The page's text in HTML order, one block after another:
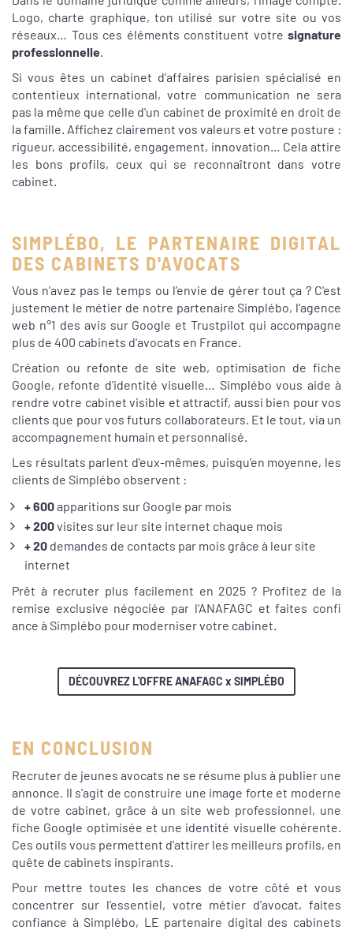
Logo, charte graphique, ton utilisé sur votre site ou vos
réseaux… Tous ces éléments constituent votre signature
professionnelle.
Si vous êtes un cabinet d'affaires parisien spécialisé en
contentieux international, votre communication ne sera
pas la même que celle d'un cabinet de proximité en droit de
la famille. Affichez clairement vos valeurs et votre posture :
rigueur, accessibilité, engagement, innovation… Cela attire
les bons profils, ceux qui se reconnaîtront dans votre
cabinet.
SIMPLÉBO, LE PARTENAIRE DIGITAL
DES CABINETS D'AVOCATS
Vous n'avez pas le temps ou l’envie de gérer tout ça ? C'est
justement le métier de notre partenaire Simplébo, l’agence
web n°1 des avis sur Google et Trustpilot qui accompagne
plus de 400 cabinets d'avocats en France.
Création ou refonte de site web, optimisation de fiche
Google, refonte d'identité visuelle… Simplébo vous aide à
rendre votre cabinet visible et attractif, aussi bien pour vos
clients que pour vos futurs collaborateurs. Et le tout, via un
accompagnement humain et personnalisé.
Les résultats parlent d'eux-mêmes, puisqu’en moyenne, les
clients de Simplébo observent :
+ 600apparitions sur Google par mois
+ 200visites sur leur site internet chaque mois
+ 20 demandes de contacts par mois grâce à leur site
internet
Prêt à recruter plus facilement en 2025 ? Profitez de la
remise exclusive négociée par l'ANAFAGC et faites confi
ance à Simplébo pour moderniser votre cabinet.
DÉCOUVREZ L'OFFRE ANAFAGC x SIMPLÉBO
EN CONCLUSION
Recruter de jeunes avocats ne se résume plus à publier une
annonce. Il s'agit de construire une image forte et moderne
de votre cabinet, grâce à un site web professionnel, une
fiche Google optimisée et une identité visuelle cohérente.
Ces outils vous permettent d'attirer les meilleurs profils, en
quête de cabinets inspirants.
Pour mettre toutes les chances de votre côté et vous
concentrer sur l'essentiel, votre métier d'avocat, faites
confiance à Simplébo, LE partenaire digital des cabinets